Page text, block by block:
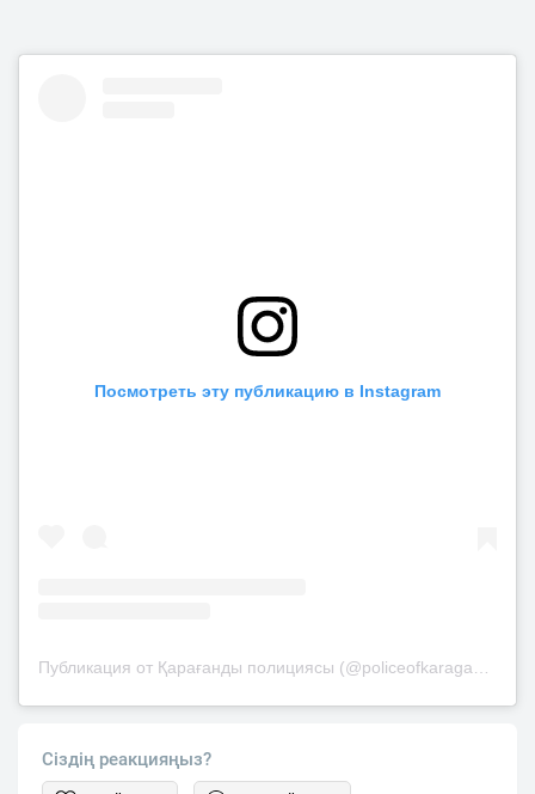
Посмотреть эту публикацию в Instagram
Сіздің реакцияңыз?